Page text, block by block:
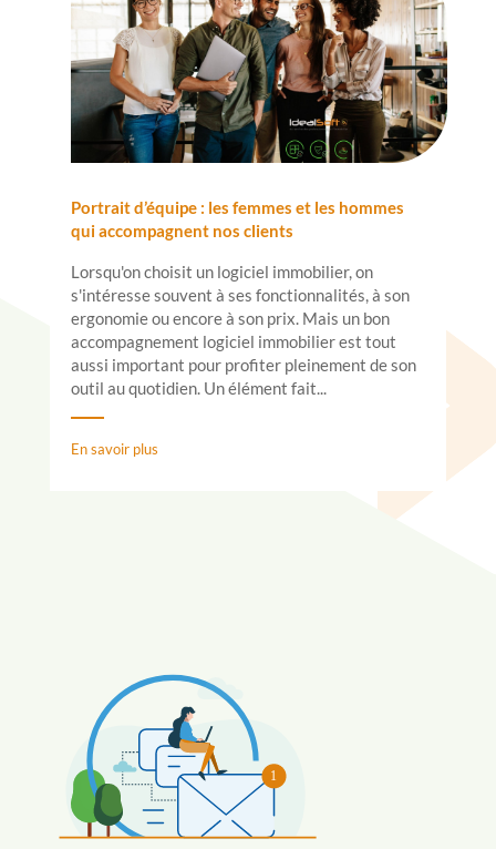
Portrait d’équipe : les femmes et les hommes
qui accompagnent nos clients
Lorsqu'on choisit un logiciel immobilier, on
s'intéresse souvent à ses fonctionnalités, à son
ergonomie ou encore à son prix. Mais un bon
accompagnement logiciel immobilier est tout
aussi important pour profiter pleinement de son
outil au quotidien. Un élément fait...
En savoir plus
1